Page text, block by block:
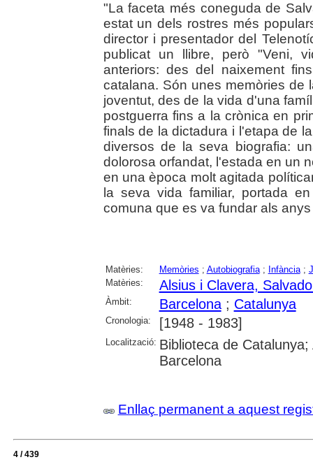
"La faceta més coneguda de
estat un dels rostres més
director i presentador del
publicat un llibre, però "Veni,
anteriors: des del naixement
catalana. Són unes memòries de
joventut, des de la vida d'una
postguerra fins a la crònica en
finals de la dictadura i l'etapa de
diversos de la seva biografia:
dolorosa orfandat, l'estada en un
en una època molt agitada
la seva vida familiar, portada
comuna que es va fundar als
Matèries: Memòries ; Autobiografia; Infància;
Matèries:
Alsius i Clavera,
Àmbit: Barcelona; Catalunya
Cronologia: [1948 - 1983]
Localització: Biblioteca de
Barcelona
Enllaç permanent a aquest
4 / 439